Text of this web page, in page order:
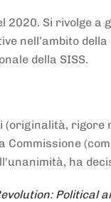
2020. Si rivolge
nell’ambito
della SISS.
rigore
ha
Political